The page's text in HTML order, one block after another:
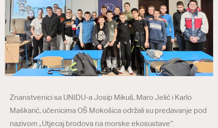
Znanstvenici sa UNIDU-a Josip Mikuš, Maro Jelić i Karlo
Maškarić, učenicima OŠ Mokošica održali su predavanje pod
nazivom „Utjecaj brodova na morske ekosustave“.